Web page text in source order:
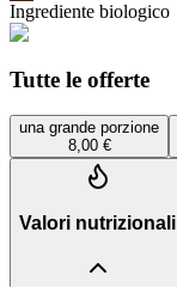
Ingrediente biologico
Tutte le offerte
una grande porzione
8,00 €
Valori nutrizionali